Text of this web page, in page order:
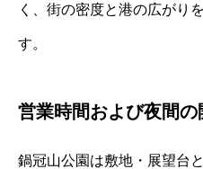
く、街の密度と港の広がり
す。
営業時間および夜間の
鍋冠山公園は敷地・展望台